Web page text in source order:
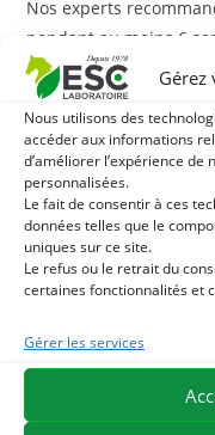
Nous utilisons des
accéder aux informations
d’améliorer l’expérience de
personnalisées.
Le fait de consentir à ces
données telles que le
uniques sur ce site.
Le refus ou le retrait du
certaines fonctionnalités et
Gérer les services
Nos experts
pendant au moins 6
régulièrement ou suivi
Avec quoi associer
En cas d’inconfort ou
recommandons
Glucosaminepour uns
cartilage articulaire.
phytothérapie, en
spécifiquesArthromix
drainantes et